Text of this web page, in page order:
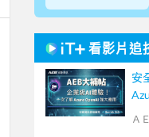
看影片追
安
Ａ